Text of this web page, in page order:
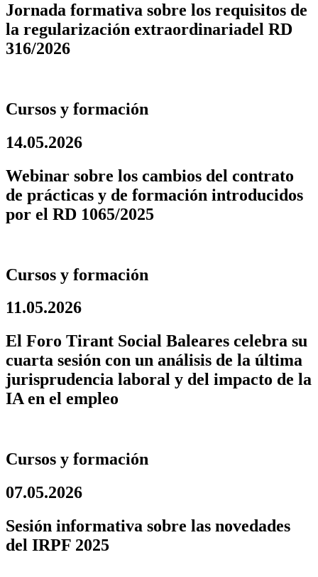
Jornada formativa sobre los requisitos de
la regularización extraordinariadel RD
316/2026
Cursos y formación
14.05.2026
Webinar sobre los cambios del contrato
de prácticas y de formación introducidos
por el RD 1065/2025
Cursos y formación
11.05.2026
El Foro Tirant Social Baleares celebra su
cuarta sesión con un análisis de la última
jurisprudencia laboral y del impacto de la
IA en el empleo
Cursos y formación
07.05.2026
Sesión informativa sobre las novedades
del IRPF 2025